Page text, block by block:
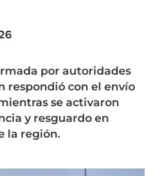
por autoridades
respondió con el envío
se activaron
y resguardo en
la región.